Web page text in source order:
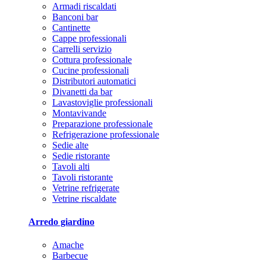
Armadi riscaldati
Banconi bar
Cantinette
Cappe professionali
Carrelli servizio
Cottura professionale
Cucine professionali
Distributori automatici
Divanetti da bar
Lavastoviglie professionali
Montavivande
Preparazione professionale
Refrigerazione professionale
Sedie alte
Sedie ristorante
Tavoli alti
Tavoli ristorante
Vetrine refrigerate
Vetrine riscaldate
Arredo giardino
Amache
Barbecue